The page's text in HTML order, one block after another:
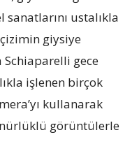
ustalıkla
giysiye
gece
işlenen birçok
kullanarak
görüntülerle